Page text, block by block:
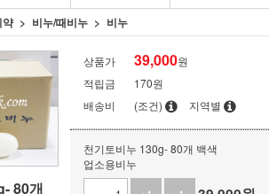
약 비누/때비누 비누
80개
상품가 39,000원
적립금
170원
배송비
(조건) 지역별
천기토비누 130g- 80개 백색
업소용비누